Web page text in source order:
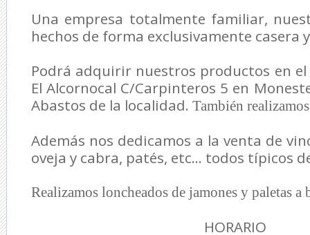
Una empresa totalmente familiar,
hechos de forma exclusivamente casera
Podrá adquirir nuestros productos en
El Alcornocal C/Carpinteros 5 en
Abastos de la localidad. También
Además nos dedicamos a la venta de
oveja y cabra, patés, etc... todos típicos
Realizamos loncheados de jamones y paletas a
HORARIO